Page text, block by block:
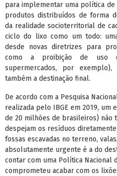
para implementar uma política
produtos distribuídos de forma
da realidade socioterritorial de
ciclo do lixo como um todo:
desde novas diretrizes para
como a proibição de uso
supermercados, por
também a destinação final.
De acordo com a Pesquisa
realizada pelo IBGE em 2019, um
de 20 milhões de brasileiros) não
despejam os resíduos
fossas escavadas no terreno,
absolutamente urgente é a do
contar com uma Política Nacional
comprometeu acabar com os